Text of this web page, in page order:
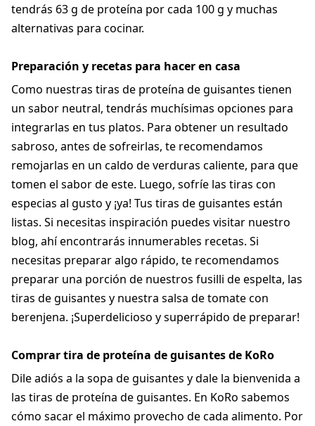
tendrás 63 g de proteína por cada 100 g y muchas
alternativas para cocinar.
Preparación y recetas para hacer en casa
Como nuestras tiras de proteína de guisantes tienen
un sabor neutral, tendrás muchísimas opciones para
integrarlas en tus platos. Para obtener un resultado
sabroso, antes de sofreirlas, te recomendamos
remojarlas en un caldo de verduras caliente, para que
tomen el sabor de este. Luego, sofríe las tiras con
especias al gusto y ¡ya! Tus tiras de guisantes están
listas. Si necesitas inspiración puedes visitar nuestro
blog, ahí encontrarás innumerables recetas. Si
necesitas preparar algo rápido, te recomendamos
preparar una porción de nuestros fusilli de espelta, las
tiras de guisantes y nuestra salsa de tomate con
berenjena. ¡Superdelicioso y superrápido de preparar!
Comprar tira de proteína de guisantes de KoRo
Dile adiós a la sopa de guisantes y dale la bienvenida a
las tiras de proteína de guisantes. En KoRo sabemos
cómo sacar el máximo provecho de cada alimento. Por